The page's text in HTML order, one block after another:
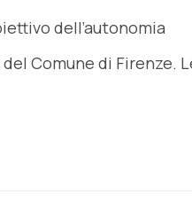
dell’autonomia
Comune di Firenze.